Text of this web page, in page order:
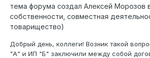
тема форума создал Алексей Морозов
собственности, совместная
товарищество)
Добрый день, коллеги! Возник такой
"А" и ИП "Б" заключили между собой